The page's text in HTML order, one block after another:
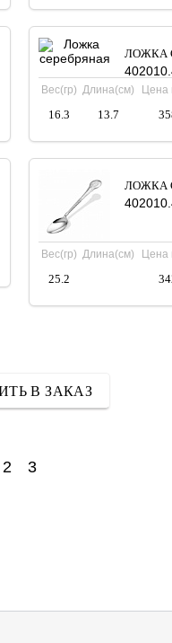
ЛОЖКА
Вес(гр) Длина(см) Цена
16.3 13.7
ЛОЖКА
Вес(гр) Длина(см) Цена
25.2
В ЗАКАЗ
2 3